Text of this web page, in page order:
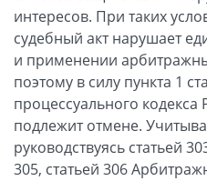
интересов. При таких
судебный акт нарушает
и применении
поэтому в силу пункта 1
процессуального
подлежит отмене.
руководствуясь статьей
305, статьей 306